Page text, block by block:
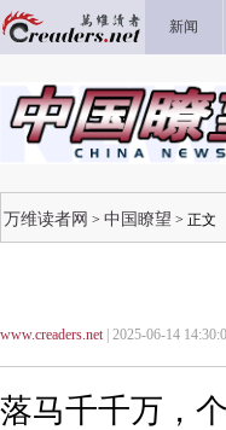
新闻
万维读者网 > 中国瞭望 > 正文
www.creaders.net| 2025-06-14
落马千千万，